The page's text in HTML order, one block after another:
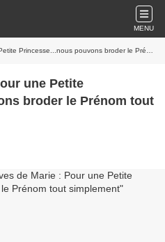
MENU
pouvons broder le Prénom tout simplement
une Petite
broder le Prénom tout